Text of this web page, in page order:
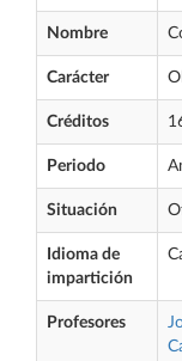
Nombre
Carácter
Créditos
Periodo
Situación
Idioma de
impartición
Profesores